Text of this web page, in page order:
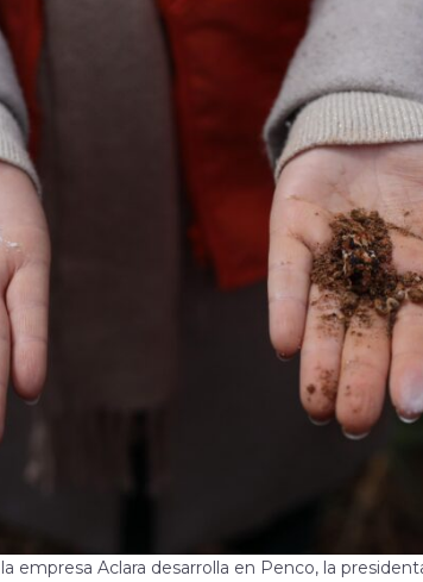
empresa Aclara desarrolla en Penco, la